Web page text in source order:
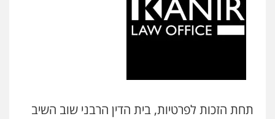
תחת הזכות לפרטיות, בית הדין הרבני שוב השיב
דין